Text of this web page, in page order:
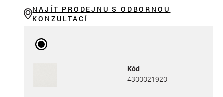
NAJÍT PRODEJNU S ODBORNOU
KONZULTACÍ
Kód
4300021920